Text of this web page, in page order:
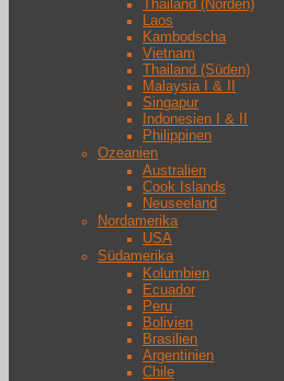
Thailand (Norden)
Laos
Kambodscha
Vietnam
Thailand (Süden)
Malaysia I & II
Singapur
Indonesien I & II
Philippinen
Ozeanien
Australien
Cook Islands
Neuseeland
Nordamerika
USA
Südamerika
Kolumbien
Ecuador
Peru
Bolivien
Brasilien
Argentinien
Chile